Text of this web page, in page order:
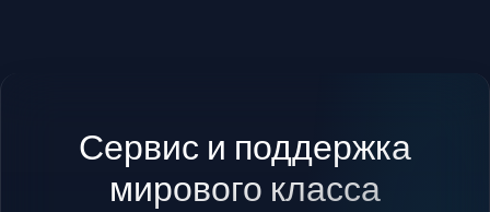
Сервис и поддержка
мирового класса